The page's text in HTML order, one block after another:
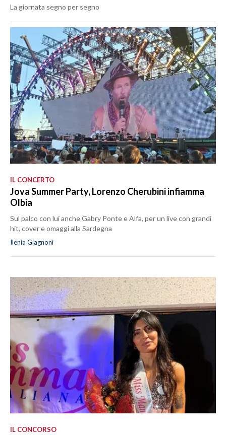
La giornata segno per segno
IL CONCERTO
Jova Summer Party, Lorenzo Cherubini infiamma
Olbia
Sul palco con lui anche Gabry Ponte e Alfa, per un live con grandi
hit, cover e omaggi alla Sardegna
Ilenia Giagnoni
IL CONCORSO